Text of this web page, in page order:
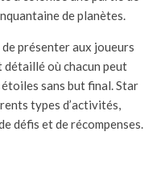
de planètes.
présenter aux joueurs
où chacun peut
sans but final. Star
types d’activités,
défis et de récompenses.